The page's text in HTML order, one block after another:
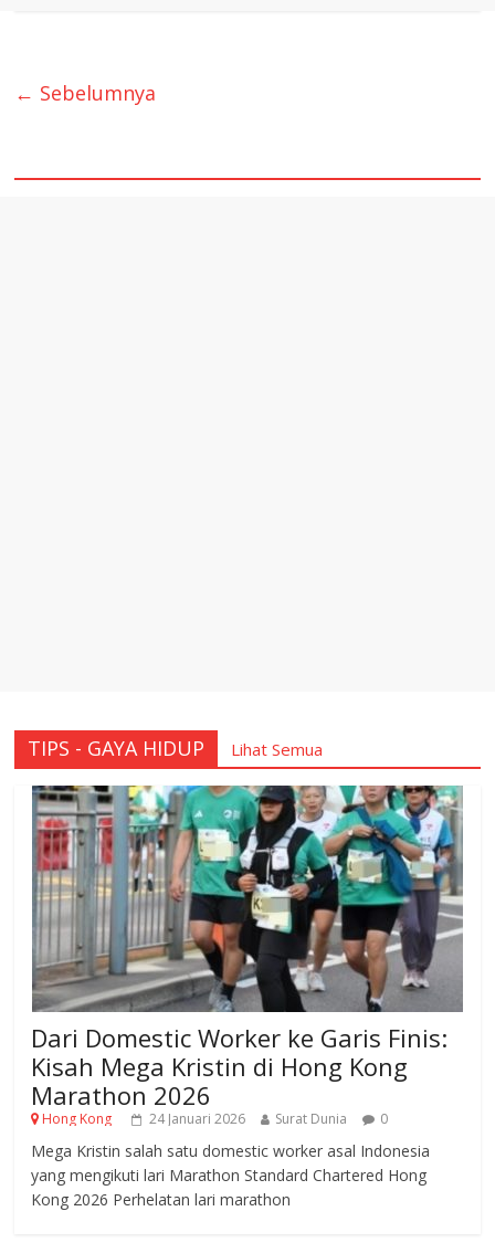
← Sebelumnya
TIPS - GAYA HIDUP Lihat Semua
Dari Domestic Worker ke Garis Finis:
Kisah Mega Kristin di Hong Kong
Marathon 2026
Hong Kong 24 Januari 2026 Surat Dunia 0
Mega Kristin salah satu domestic worker asal Indonesia
yang mengikuti lari Marathon Standard Chartered Hong
Kong 2026 Perhelatan lari marathon